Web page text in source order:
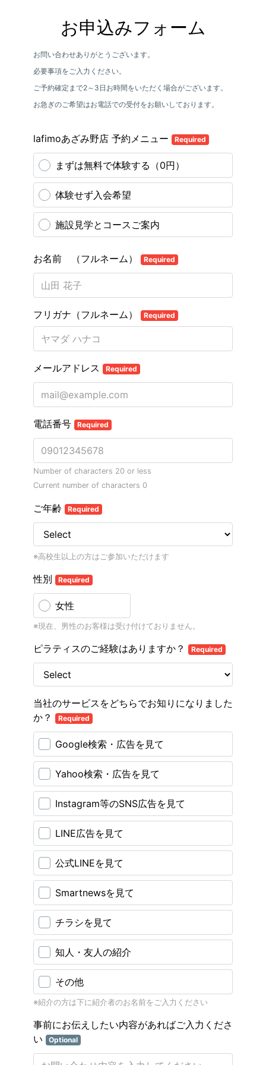
お申込みフォーム
お問い合わせありがとうございます。
必要事項をご入力ください。
ご予約確定まで2～3日お時間をいただく場合がございます。
お急ぎのご希望はお電話での受付をお願いしております。
lafimoあざみ野店 予約メニュー Required
まずは無料で体験する（0円）
体験せず入会希望
施設見学とコースご案内
お名前 （フルネーム） Required
フリガナ（フルネーム） Required
メールアドレス Required
電話番号 Required
Number of characters 20 or less
Current number of characters 0
ご年齢 Required
※高校生以上の方はご参加いただけます
性別 Required
女性
※現在、男性のお客様は受け付けておりません。
ピラティスのご経験はありますか？ Required
当社のサービスをどちらでお知りになりました
か？
Required
Google検索・広告を見て
Yahoo検索・広告を見て
Instagram等のSNS広告を見て
LINE広告を見て
公式LINEを見て
Smartnewsを見て
チラシを見て
知人・友人の紹介
その他
※紹介の方は下に紹介者のお名前をご入力ください
事前にお伝えしたい内容があればご入力くださ
い
Optional